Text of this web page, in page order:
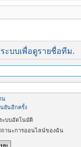
ะบบเพื่อดูรายชื่อทีม.
น
ยันอีกครั้ง
ะบบอัตโนมัติ
านะการออนไลน์ของฉัน